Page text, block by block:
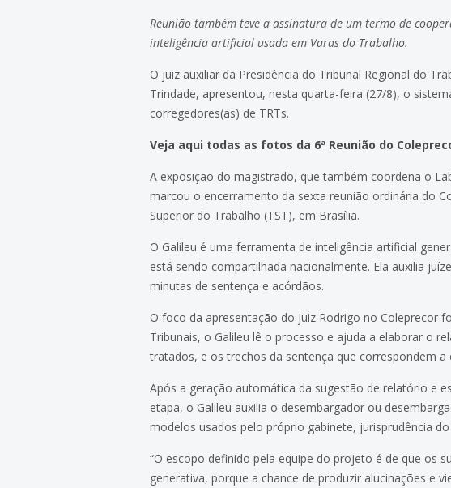
Reunião também teve a assinatura de um termo de
inteligência artificial usada em Varas do Trabalho.
O juiz auxiliar da Presidência do Tribunal Regional do
Trindade, apresentou, nesta quarta-feira (27/8), o
corregedores(as) de TRTs.
Veja aqui todas as fotos da 6ª Reunião do
A exposição do magistrado, que também coordena o
marcou o encerramento da sexta reunião ordinária do
Superior do Trabalho (TST), em Brasília.
O Galileu é uma ferramenta de inteligência artificial
está sendo compartilhada nacionalmente. Ela auxilia
minutas de sentença e acórdãos.
O foco da apresentação do juiz Rodrigo no Coleprecor
Tribunais, o Galileu lê o processo e ajuda a elaborar o
tratados, e os trechos da sentença que correspondem
Após a geração automática da sugestão de relatório e
etapa, o Galileu auxilia o desembargador ou
modelos usados pelo próprio gabinete, jurisprudência
“O escopo definido pela equipe do projeto é de que os
generativa, porque a chance de produzir alucinações e